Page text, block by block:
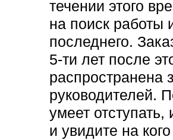
течении этого
на поиск работы
последнего.
5-ти лет после
распространена
руководителей.
умеет
и увидите на